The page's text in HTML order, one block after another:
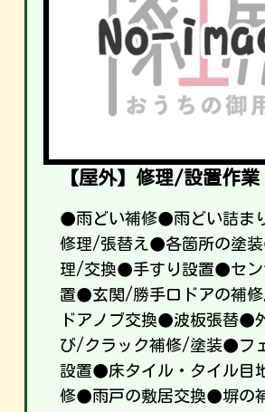
【屋外】修理/設置作業
●雨どい補修●雨どい詰ま
修理/張替え●各箇所の塗
理/交換●手すり設置●セン
置●玄関/勝手口ドアの補
ドアノブ交換●波板張替●
び/クラック補修/塗装●フ
設置●床タイル・タイル目
修●雨戸の敷居交換●塀の